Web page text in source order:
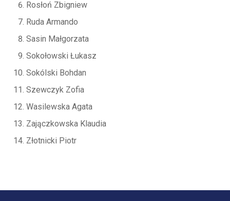
Rosłoń Zbigniew
Ruda Armando
Sasin Małgorzata
Sokołowski Łukasz
Sokólski Bohdan
Szewczyk Zofia
Wasilewska Agata
Zajączkowska Klaudia
Złotnicki Piotr